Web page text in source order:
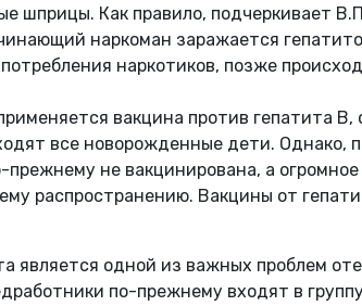
шприцы. Как правило, подчеркивает
наркоман заражается
наркотиков, позже
вакцина против гепатита
все новорожденные дети. Однако,
прежнему не вакцинирована, а
распространению. Вакцины от
является одной из важных проблем
по-прежнему входят в